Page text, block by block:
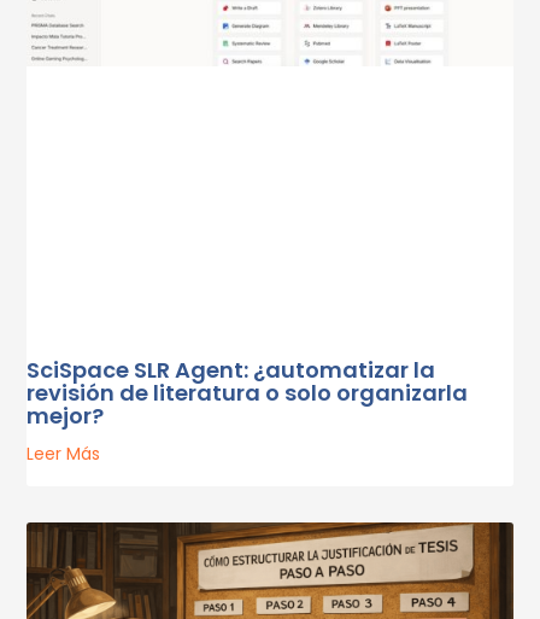
SciSpace SLR Agent: ¿automatizar la
revisión de literatura o solo organizarla
mejor?
Leer Más